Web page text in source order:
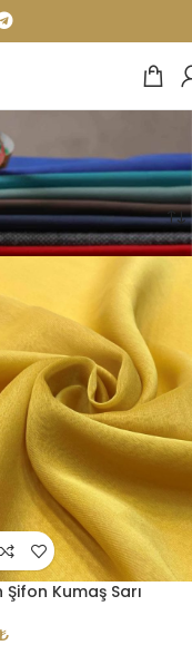
tümü gösteriliyor
Kumaş Sarı